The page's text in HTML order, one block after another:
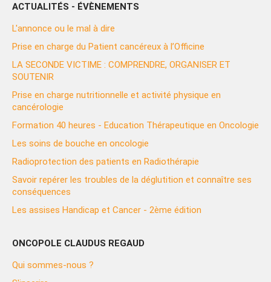
ACTUALITÉS - ÉVÈNEMENTS
L'annonce ou le mal à dire
Prise en charge du Patient cancéreux à l’Officine
LA SECONDE VICTIME : COMPRENDRE, ORGANISER ET
SOUTENIR
Prise en charge nutritionnelle et activité physique en
cancérologie
Formation 40 heures - Education Thérapeutique en Oncologie
Les soins de bouche en oncologie
Radioprotection des patients en Radiothérapie
Savoir repérer les troubles de la déglutition et connaître ses
conséquences
Les assises Handicap et Cancer - 2ème édition
ONCOPOLE CLAUDUS REGAUD
Qui sommes-nous ?